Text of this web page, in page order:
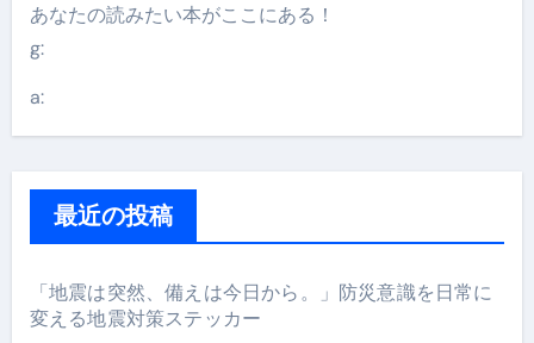
あなたの読みたい本がここにある！
g:
a:
最近の投稿
「地震は突然、備えは今日から。」防災意識を日常に
変える地震対策ステッカー